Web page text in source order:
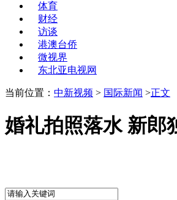
体育
财经
访谈
港澳台侨
微视界
东北亚电视网
当前位置： 中新视频 > 国际新闻 >正文
婚礼拍照落水 新郎